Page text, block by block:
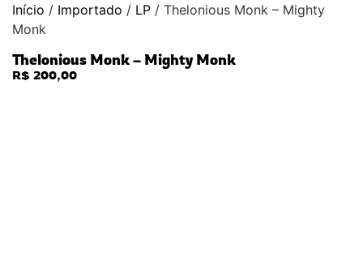
Início / Importado / LP / Thelonious Monk – Mighty
Monk
Thelonious Monk – Mighty Monk
R$ 200,00